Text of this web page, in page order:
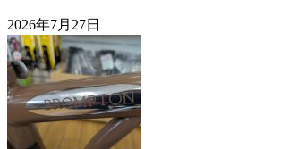
2026年7月27日